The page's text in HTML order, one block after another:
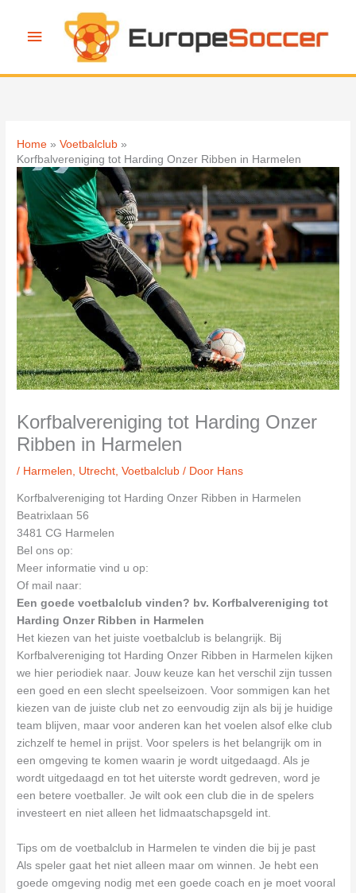
Hoofdmenu
Home
Voetbalclub
Korfbalvereniging tot Harding Onzer Ribben in Harmelen
Korfbalvereniging tot Harding Onzer
Ribben in Harmelen
/ Harmelen, Utrecht,Voetbalclub / Door Hans
Korfbalvereniging tot Harding Onzer Ribben in Harmelen
Beatrixlaan 56
3481 CG Harmelen
Bel ons op:
Meer informatie vind u op:
Of mail naar:
Een goede voetbalclub vinden? bv. Korfbalvereniging tot
Harding Onzer Ribben in Harmelen
Het kiezen van het juiste voetbalclub is belangrijk. Bij
Korfbalvereniging tot Harding Onzer Ribben in Harmelen kijken
we hier periodiek naar. Jouw keuze kan het verschil zijn tussen
een goed en een slecht speelseizoen. Voor sommigen kan het
kiezen van de juiste club net zo eenvoudig zijn als bij je huidige
team blijven, maar voor anderen kan het voelen alsof elke club
zichzelf te hemel in prijst. Voor spelers is het belangrijk om in
een omgeving te komen waarin je wordt uitgedaagd. Als je
wordt uitgedaagd en tot het uiterste wordt gedreven, word je
een betere voetballer. Je wilt ook een club die in de spelers
investeert en niet alleen het lidmaatschapsgeld int.
Tips om de voetbalclub in Harmelen te vinden die bij je past
Als speler gaat het niet alleen maar om winnen. Je hebt een
goede omgeving nodig met een goede coach en je moet vooral